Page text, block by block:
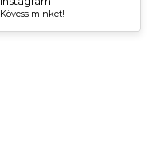
Kövess minket!